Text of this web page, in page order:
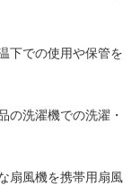
下での使用や保管を
の洗濯機での洗濯・
扇風機を携帯用扇風